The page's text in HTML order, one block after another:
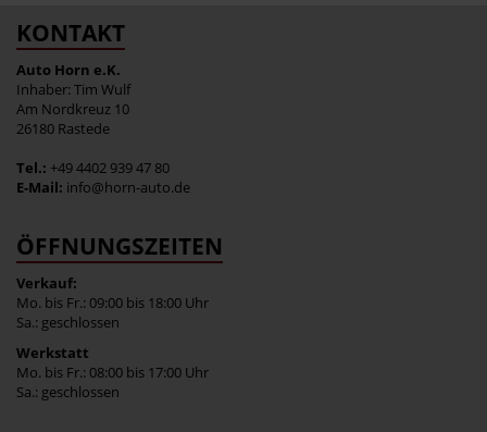
KONTAKT
Auto Horn e.K.
Inhaber: Tim Wulf
Am Nordkreuz 10
26180 Rastede
Tel.: +49 4402 939 47 80
E-Mail: info@horn-auto.de
ÖFFNUNGSZEITEN
Verkauf:
Mo. bis Fr.: 09:00 bis 18:00 Uhr
Sa.: geschlossen
Werkstatt
Mo. bis Fr.: 08:00 bis 17:00 Uhr
Sa.: geschlossen